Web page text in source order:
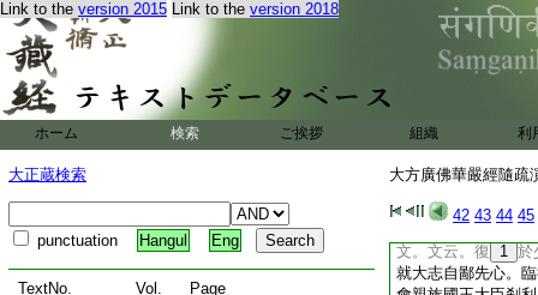
Link to the version 2015 Link to the version 2018
ホーム 検索 ご挨拶 組織 利
大正蔵検索
punctuation Hangul Eng
TextNo. Vol. Page
大方廣佛華嚴經隨疏
42 43 44 45
大行非己分也。故
引藥草喩中文云。
種譬喩開示佛道。
爲汝等説最實事。
悉當成佛。是歸實
約果者。三果皆成
三即是一。又皆非
疏。先所出内
文。文云。復
1 於
就大志自鄙先心。